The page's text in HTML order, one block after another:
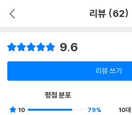
리뷰 (62)
9.6
리뷰 쓰기
평점 분포
10
79%
10대